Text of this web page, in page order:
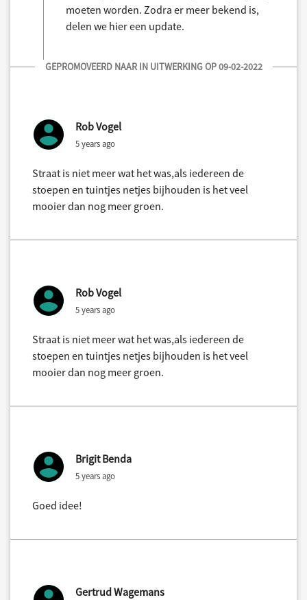
moeten worden. Zodra er meer bekend is,
delen we hier een update.
GEPROMOVEERD NAAR IN UITWERKING OP 09-02-2022
Rob Vogel
5 years ago
Straat is niet meer wat het was,als iedereen de
stoepen en tuintjes netjes bijhouden is het veel
mooier dan nog meer groen.
Rob Vogel
5 years ago
Straat is niet meer wat het was,als iedereen de
stoepen en tuintjes netjes bijhouden is het veel
mooier dan nog meer groen.
Brigit Benda
5 years ago
Goed idee!
Gertrud Wagemans